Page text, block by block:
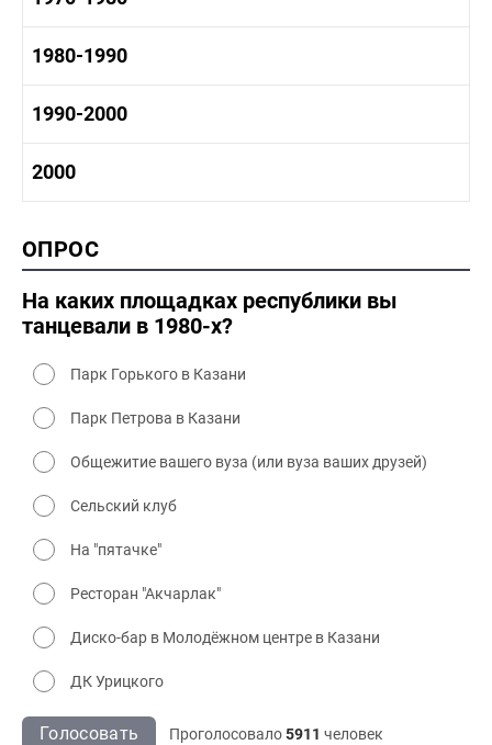
1960-1970 промышленность
1960-1970 культура
1970-1980 история
1970-1980 культура
1970 - 1980 быт
1980-1990
1980 -1990 история
1980-1990 культура
1990-2000
1990-2000 культура
2000
2000 промышленность
2000 культура
ОПРОС
На каких площадках республики вы
танцевали в 1980-х?
Парк Горького в Казани
Парк Петрова в Казани
Общежитие вашего вуза (или вуза ваших друзей)
Сельский клуб
На "пятачке"
Ресторан "Акчарлак"
Диско-бар в Молодёжном центре в Казани
ДК Урицкого
Голосовать Проголосовало5911 человек